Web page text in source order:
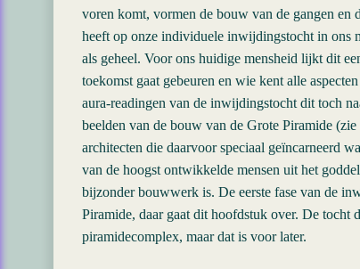
voren komt, vormen de bouw van de gangen en
heeft op onze individuele inwijdingstocht in ons
als geheel. Voor ons huidige mensheid lijkt dit
toekomst gaat gebeuren en wie kent alle
aura-readingen van de inwijdingstocht dit toch
beelden van de bouw van de Grote Piramide
architecten die daarvoor speciaal geïncarneerd
van de hoogst ontwikkelde mensen uit het
bijzonder bouwwerk is. De eerste fase van de
Piramide, daar gaat dit hoofdstuk over. De tocht
piramidecomplex, maar dat is voor later.